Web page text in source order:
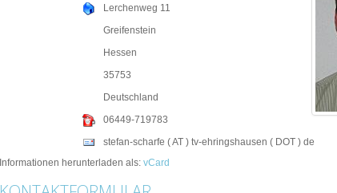
Lerchenweg 11
Greifenstein
Hessen
35753
Deutschland
06449-719783
stefan-scharfe ( AT ) tv-ehringshausen ( DOT ) de
Informationen herunterladen als: vCard